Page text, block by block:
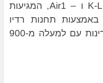
Air1, המגיעות
באמצעות תחנות רדיו
הפעילות בכל ברחבי 50 מדינות עם למעלה מ-900